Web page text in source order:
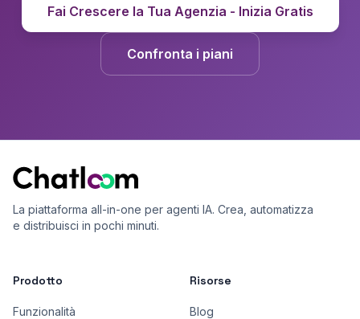
Fai Crescere la Tua Agenzia - Inizia Gratis
Confronta i piani
La piattaforma all-in-one per agenti IA. Crea, automatizza
e distribuisci in pochi minuti.
Prodotto
Funzionalità
Risorse
Blog